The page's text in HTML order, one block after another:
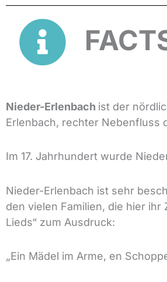
Nieder-Erlenbach ist der
Erlenbach, rechter Nebenfluss
Im 17. Jahrhundert wurde
Nieder-Erlenbach ist sehr
den vielen Familien, die hier
Lieds“ zum Ausdruck:
„Ein Mädel im Arme, en